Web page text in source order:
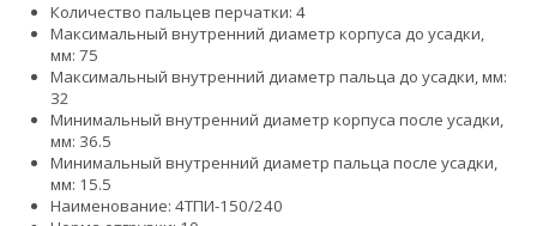
Количество пальцев перчатки: 4
Максимальный внутренний диаметр корпуса до усадки,
мм: 75
Максимальный внутренний диаметр пальца до усадки, мм:
32
Минимальный внутренний диаметр корпуса после усадки,
мм: 36.5
Минимальный внутренний диаметр пальца после усадки,
мм: 15.5
Наименование: 4ТПИ-150/240